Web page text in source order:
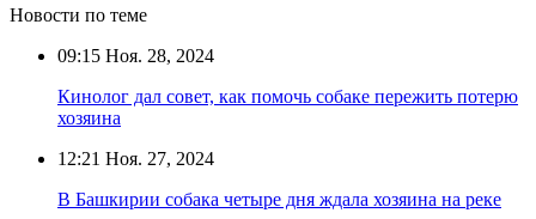
Новости по теме
09:15 Ноя. 28, 2024
Кинолог дал совет, как помочь собаке пережить потерю
хозяина
12:21 Ноя. 27, 2024
В Башкирии собака четыре дня ждала хозяина на реке